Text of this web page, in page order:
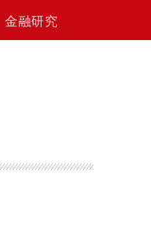
金融研究